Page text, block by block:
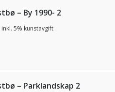
– By 1990- 2
inkl. 5% kunstavgift
– Parklandskap 2